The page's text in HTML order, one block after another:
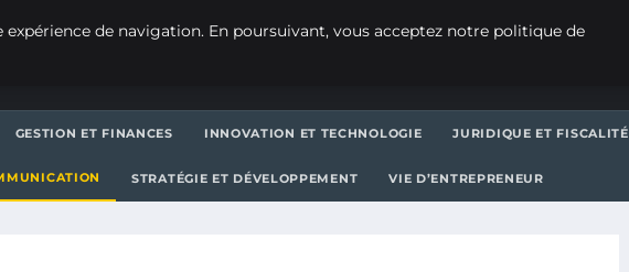
GESTION ET FINANCES INNOVATION ET TECHNOLOGIE JURIDIQUE ET FISCALITÉ
STRATÉGIE ET DÉVELOPPEMENT VIE D’ENTREPRENEUR
de navigation. En poursuivant, vous acceptez notre politique de